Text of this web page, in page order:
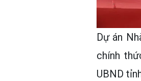
Dự án
chính
UBND